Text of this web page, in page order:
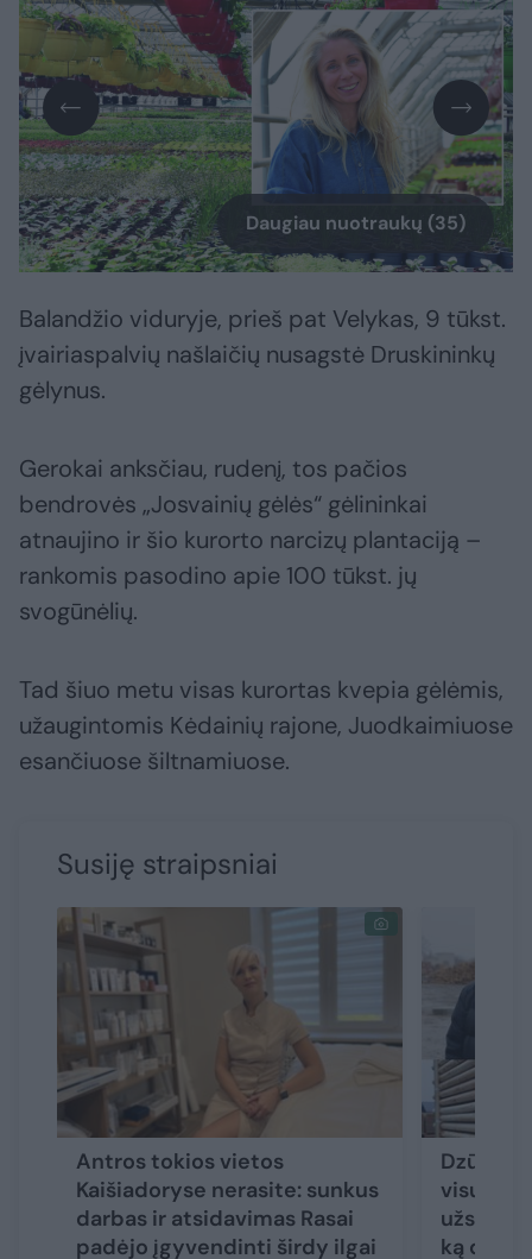
Daugiau nuotraukų (35)
Balandžio viduryje, prieš pat Velykas, 9 tūkst.
įvairiaspalvių našlaičių nusagstė Druskininkų
gėlynus.
Gerokai anksčiau, rudenį, tos pačios
bendrovės „Josvainių gėlės“ gėlininkai
atnaujino ir šio kurorto narcizų plantaciją –
rankomis pasodino apie 100 tūkst. jų
svogūnėlių.
Tad šiuo metu visas kurortas kvepia gėlėmis,
užaugintomis Kėdainių rajone, Juodkaimiuose
esančiuose šiltnamiuose.
Susiję straipsniai
Antros tokios vietos
Kaišiadoryse nerasite: sunkus
darbas ir atsidavimas Rasai
padėjo įgyvendinti širdy ilgai
Dzūkai
visus
ką